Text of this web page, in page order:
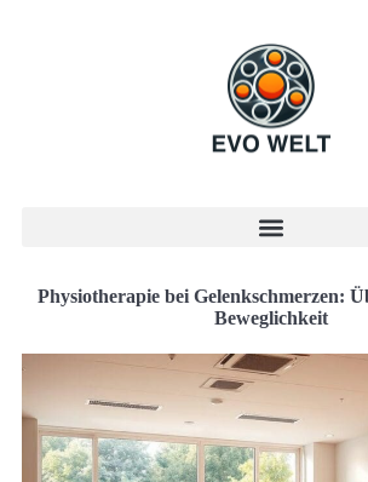
Physiotherapie bei Gelenkschmerzen:
Beweglichkeit